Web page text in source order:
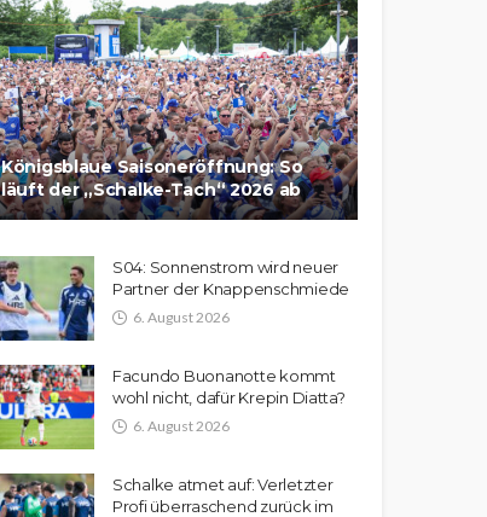
Königsblaue Saisoneröffnung: So
läuft der „Schalke-Tach“ 2026 ab
S04: Sonnenstrom wird neuer
Partner der Knappenschmiede
6. August 2026
Facundo Buonanotte kommt
wohl nicht, dafür Krepin Diatta?
6. August 2026
Schalke atmet auf: Verletzter
Profi überraschend zurück im